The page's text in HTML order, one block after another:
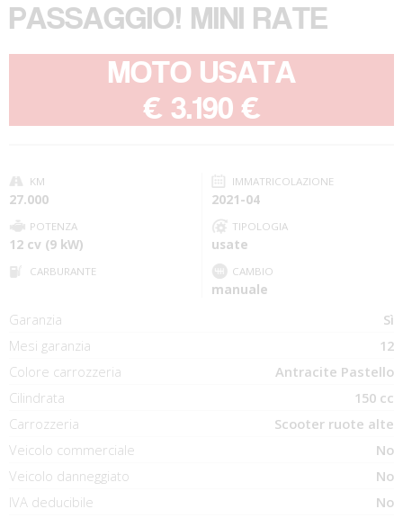
PASSAGGIO! MINI RATE
MOTO USATA
€ 3.190 €
KM
27.000
IMMATRICOLAZIONE
2021-04
POTENZA
12 cv (9 kW)
TIPOLOGIA
usate
CARBURANTE CAMBIO
manuale
Garanzia
Sì
Mesi garanzia
12
Colore carrozzeria
Antracite Pastello
Cilindrata
150 cc
Carrozzeria
Scooter ruote alte
Veicolo commerciale
No
Veicolo danneggiato
No
IVA deducibile
No